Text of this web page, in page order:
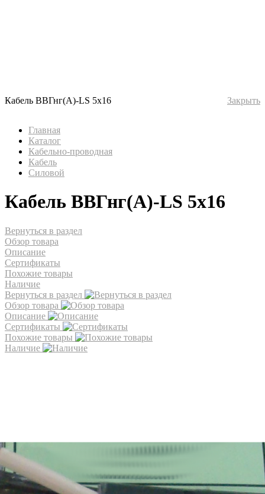
Кабель ВВГнг(А)-LS 5х16 Закрыть
Главная
Каталог
Кабельно-проводная
Кабель
Силовой
Кабель ВВГнг(А)-LS 5х16
Вернуться в раздел
Обзор товара
Описание
Сертификаты
Похожие товары
Наличие
Вернуться в раздел
Обзор товара
Описание
Сертификаты
Похожие товары
Наличие